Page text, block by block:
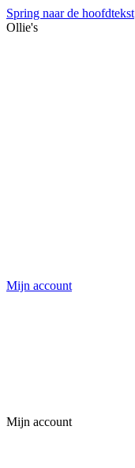
Spring naar de hoofdtekst
Ollie's
Mijn account
Mijn account